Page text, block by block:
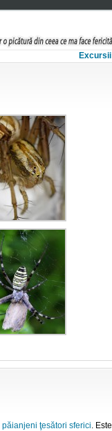
păianjeni ţesători sferici.